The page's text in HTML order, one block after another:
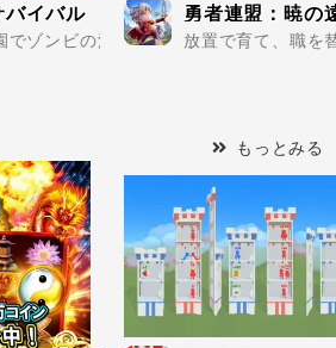
バイバル
でゾンビの波を迎え撃て..
勇者連盟：暁の
放置で育て、職を
もっとみる